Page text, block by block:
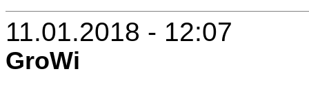
11.01.2018 - 12:07
GroWi